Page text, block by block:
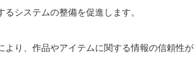
システムの整備を促進します。
り、作品やアイテムに関する情報の信頼性が